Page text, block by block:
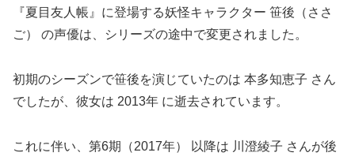
『夏目友人帳』に登場する妖怪キャラクター 笹後（ささ
ご） の声優は、シリーズの途中で変更されました。
初期のシーズンで笹後を演じていたのは 本多知恵子 さん
でしたが、彼女は 2013年 に逝去されています。
これに伴い、第6期（2017年） 以降は 川澄綾子 さんが後